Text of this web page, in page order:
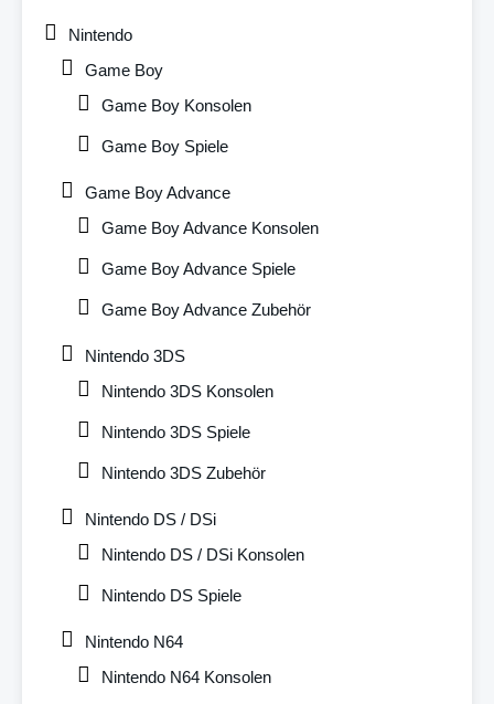
Nintendo
Game Boy
Game Boy Konsolen
Game Boy Spiele
Game Boy Advance
Game Boy Advance Konsolen
Game Boy Advance Spiele
Game Boy Advance Zubehör
Nintendo 3DS
Nintendo 3DS Konsolen
Nintendo 3DS Spiele
Nintendo 3DS Zubehör
Nintendo DS / DSi
Nintendo DS / DSi Konsolen
Nintendo DS Spiele
Nintendo N64
Nintendo N64 Konsolen